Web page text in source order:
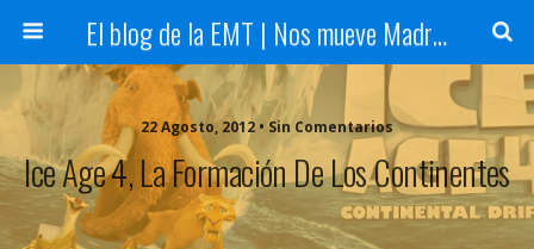
El blog de la EMT | Nos mueve Madrid
22 Agosto, 2012 • Sin Comentarios
Ice Age 4, La Formación De Los Continentes